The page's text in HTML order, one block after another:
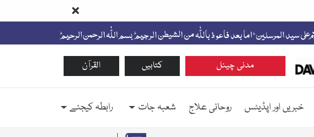
القرآن کتابیں مدنی چینل
خبریں اور اپڈیٹس روحانی علاج شعبہ جات رابطہ کیجئے